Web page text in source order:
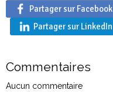
Partager sur Facebook
Partager sur LinkedIn
Commentaires
Aucun commentaire